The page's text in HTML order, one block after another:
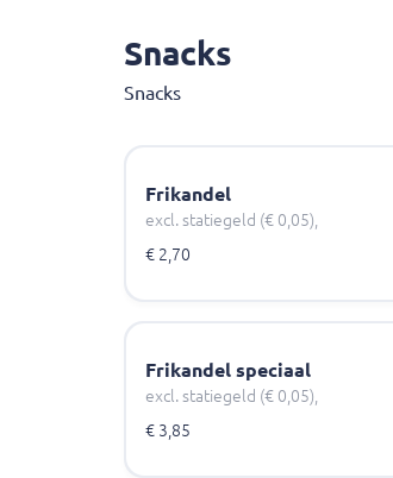
Snacks
Snacks
Frikandel
excl. statiegeld (€ 0,05),
€ 2,70
Frikandel speciaal
excl. statiegeld (€ 0,05),
€ 3,85